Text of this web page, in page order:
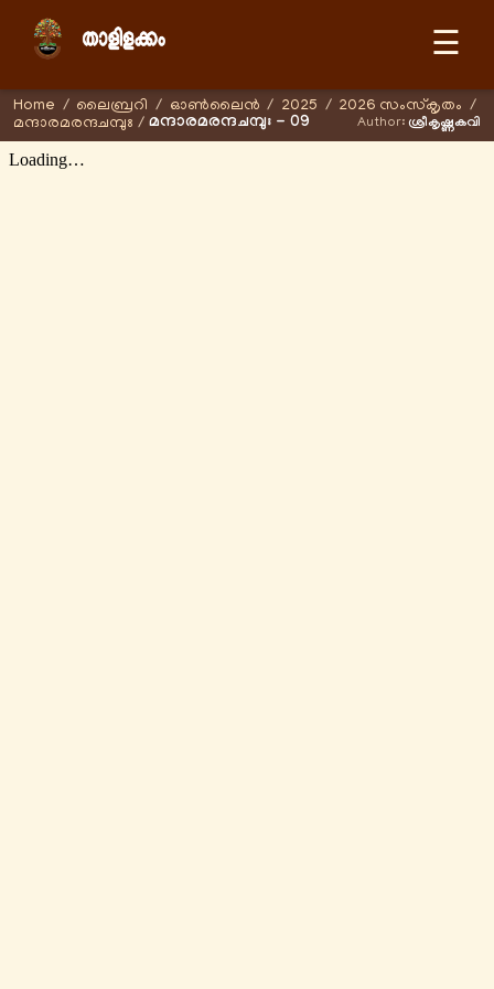
☰
Home / ലൈബ്രറി / ഓണ്‍ലൈന്‍ / 2025 / 2026 സംസ്കൃതം /
മന്ദാരമരന്ദചമ്പുഃ / മന്ദാരമരന്ദചമ്പുഃ - 09 Author: ശ്രീകൃഷ്ണകവി